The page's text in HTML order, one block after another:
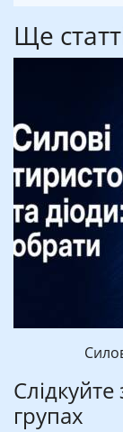
Ще
групах